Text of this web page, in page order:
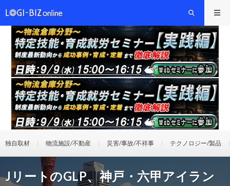
独自取材 物流施設/不動産 災害/事故/不祥事 テクノロジー/製品
JリートのGLP、神戸・六甲アイラン